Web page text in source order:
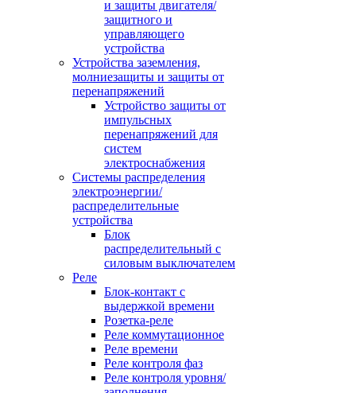
и защиты двигателя/
защитного и
управляющего
устройства
Устройства заземления,
молниезащиты и защиты от
перенапряжений
Устройство защиты от
импульсных
перенапряжений для
систем
электроснабжения
Системы распределения
электроэнергии/
распределительные
устройства
Блок
распределительный с
силовым выключателем
Реле
Блок-контакт с
выдержкой времени
Розетка-реле
Реле коммутационное
Реле времени
Реле контроля фаз
Реле контроля уровня/